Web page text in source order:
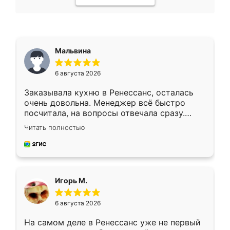
Мальвина
6 августа 2026
Заказывала кухню в Ренессанс, осталась
очень довольна. Менеджер всё быстро
посчитала, на вопросы отвечала сразу.
Замерщик приехал в субботу, подошёл к
делу со всей ответственностью. Собрали
за день, ребята работали аккуратно, даже
Читать полностью
Игорь М.
6 августа 2026
На самом деле в Ренессанс уже не первый